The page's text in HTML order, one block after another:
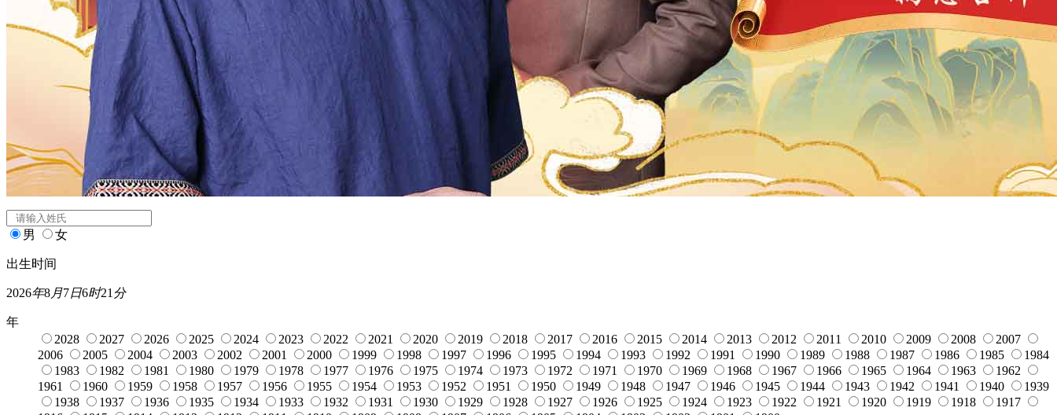
28
27 25 24 22 21 14 9 8 6 2 1 0
公司起名
*
男 女
出生时间
2026年8月7日6时21 分
年
2028
2027 2026 2025 2024 2023 2022 2021 2020 2019 2018 2017 2016 2015 2014 2013 2012 2011 2010 2009 2008
2007
2006
2005 2004 2003 2002 2001 2000 1999 1998 1997 1996 1995 1994 1993 1992 1991 1990 1989 1988 1987 1986 1985
1984
1983
1982 1981 1980 1979 1978 1977 1976 1975 1974 1973 1972 1971 1970 1969 1968 1967 1966 1965 1964 1963
1962
1961
1960 1959 1958 1957 1956 1955 1954 1953 1952 1951 1950 1949 1948 1947 1946 1945 1944 1943 1942 1941 1940
1939
1938
1937 1936 1935 1934 1933 1932 1931 1930 1929 1928 1927 1926 1925 1924 1923 1922 1921 1920 1919 1918
1917